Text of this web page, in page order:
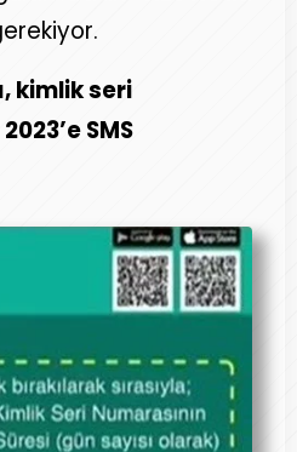
kimlik seri
2023’e SMS